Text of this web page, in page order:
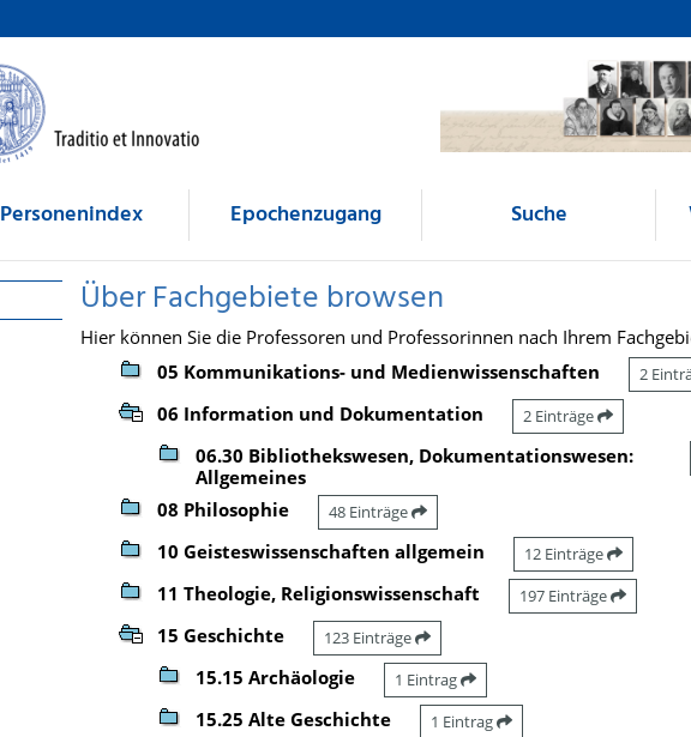
Personenindex Epochenzugang Suche
Über Fachgebiete browsen
Hier können Sie die Professoren und Professorinnen nach Ihrem
05 Kommunikations- und Medienwissenschaften
2
06 Information und Dokumentation 2 Einträge
06.30 Bibliothekswesen, Dokumentationswesen:
Allgemeines
08 Philosophie 48 Einträge
10 Geisteswissenschaften allgemein 12 Einträge
11 Theologie, Religionswissenschaft 197 Einträge
15 Geschichte 123 Einträge
15.15 Archäologie 1 Eintrag
15.25 Alte Geschichte 1 Eintrag